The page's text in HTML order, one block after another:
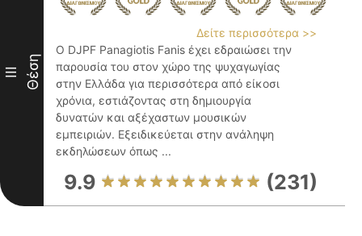
III Θέση
Δείτε περισσότερα >>
Ο DJPF Panagiotis Fanis έχει εδραιώσει την
παρουσία του στον χώρο της ψυχαγωγίας
στην Ελλάδα για περισσότερα από είκοσι
χρόνια, εστιάζοντας στη δημιουργία
δυνατών και αξέχαστων μουσικών
εμπειριών. Εξειδικεύεται στην ανάληψη
εκδηλώσεων όπως ...
9.9 (231)